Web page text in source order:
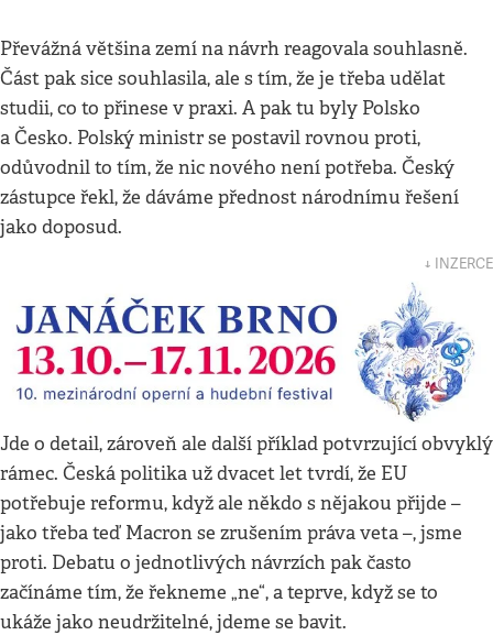
Převážná většina zemí na návrh reagovala souhlasně.
Část pak sice souhlasila, ale s tím, že je třeba udělat
studii, co to přinese v praxi. A pak tu byly Polsko
a Česko. Polský ministr se postavil rovnou proti,
odůvodnil to tím, že nic nového není potřeba. Český
zástupce řekl, že dáváme přednost národnímu řešení
jako doposud.
↓ INZERCE
Jde o detail, zároveň ale další příklad potvrzující obvyklý
rámec. Česká politika už dvacet let tvrdí, že EU
potřebuje reformu, když ale někdo s nějakou přijde –
jako třeba teď Macron se zrušením práva veta –, jsme
proti. Debatu o jednotlivých návrzích pak často
začínáme tím, že řekneme „ne“, a teprve, když se to
ukáže jako neudržitelné, jdeme se bavit.